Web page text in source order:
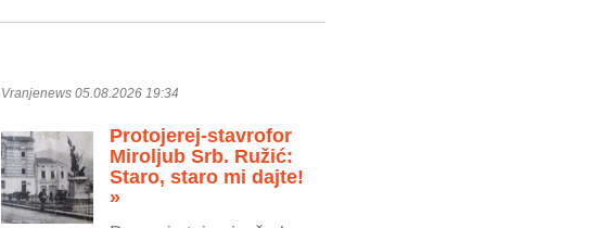
Vranjenews 05.08.2026 19:34
Protojerej-stavrofor
Miroljub Srb. Ružić:
Staro, staro mi dajte!
»